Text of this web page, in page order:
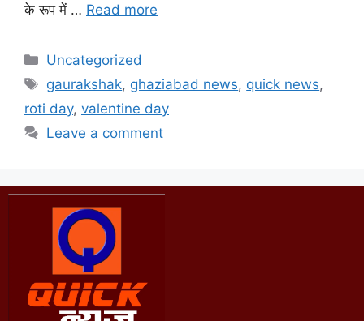
के रूप में … Read more
Uncategorized
gaurakshak, ghaziabad news, quick news,
roti day, valentine day
Leave a comment